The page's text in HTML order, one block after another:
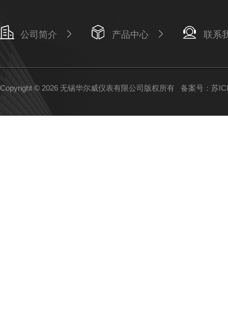
公司简介 产品中心 联系
Copyright © 2026 无锡华尔威仪表有限公司版权所有 备案号：苏